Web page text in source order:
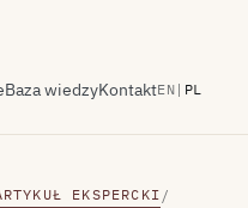
Baza wiedzyKontaktEN | PL
EKSPERCKI/